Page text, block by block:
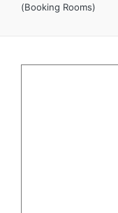
(Booking Rooms)